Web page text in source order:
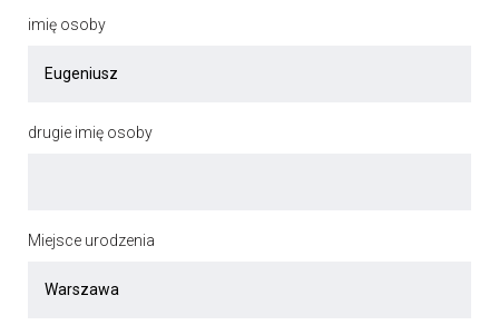
imię osoby
drugie imię osoby
Miejsce urodzenia